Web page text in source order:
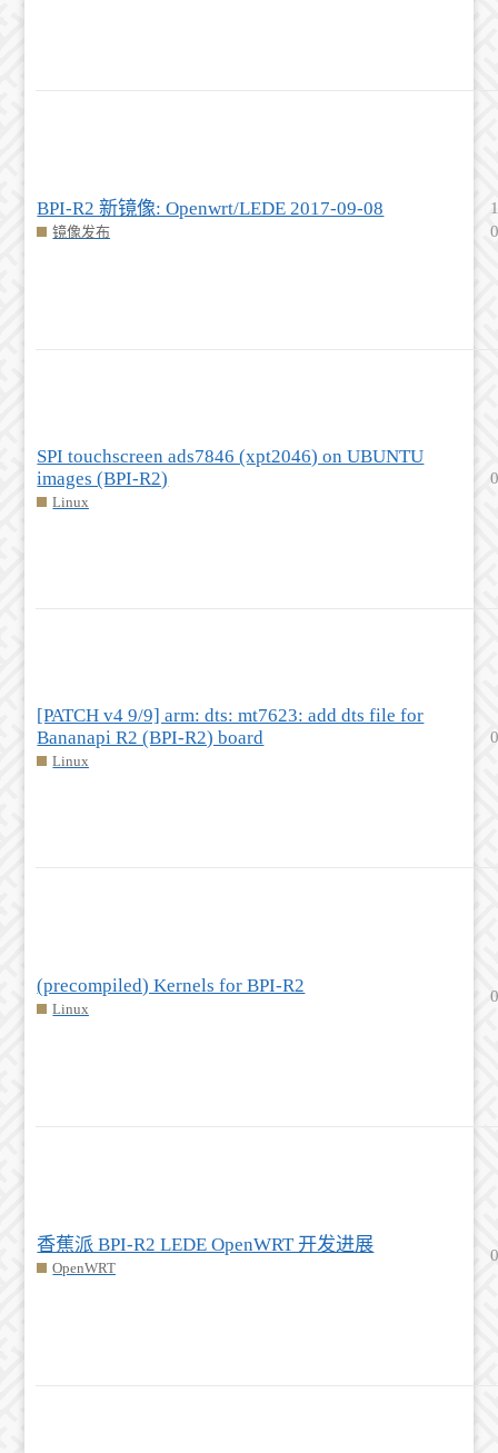
BPI-R2 新镜像: Openwrt/LEDE 2017-09-08
镜像发布
1
0
SPI touchscreen ads7846 (xpt2046) on UBUNTU
images (BPI-R2)
Linux
0
[PATCH v4 9/9] arm: dts: mt7623: add dts file for
Bananapi R2 (BPI-R2) board
Linux
0
(precompiled) Kernels for BPI-R2
Linux
0
香蕉派 BPI-R2 LEDE OpenWRT 开发进展
OpenWRT
0